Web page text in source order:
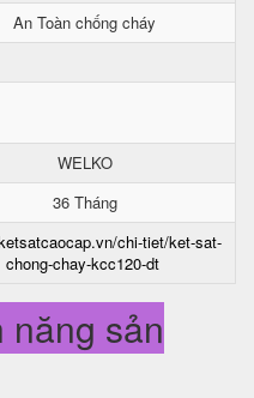
An Toàn chống cháy
WELKO
36 Tháng
chi-tiet/ket-sat-
chong-chay-kcc120-dt
năng sản